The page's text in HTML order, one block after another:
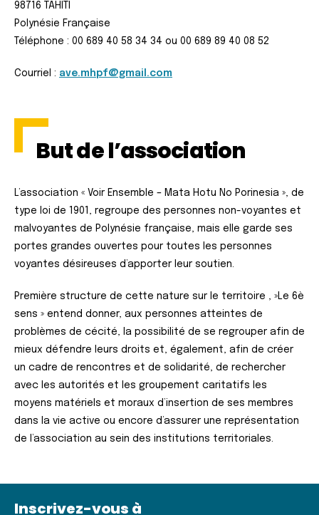
98716 TAHITI
Polynésie Française
Téléphone : 00 689 40 58 34 34 ou 00 689 89 40 08 52
Courriel : ave.mhpf@gmail.com
But de l’association
L’association « Voir Ensemble – Mata Hotu No Porinesia », de
type loi de 1901, regroupe des personnes non-voyantes et
malvoyantes de Polynésie française, mais elle garde ses
portes grandes ouvertes pour toutes les personnes
voyantes désireuses d’apporter leur soutien.
Première structure de cette nature sur le territoire , »Le 6è
sens » entend donner, aux personnes atteintes de
problèmes de cécité, la possibilité de se regrouper afin de
mieux défendre leurs droits et, également, afin de créer
un cadre de rencontres et de solidarité, de rechercher
avec les autorités et les groupement caritatifs les
moyens matériels et moraux d’insertion de ses membres
dans la vie active ou encore d’assurer une représentation
de l’association au sein des institutions territoriales.
Inscrivez-vous à